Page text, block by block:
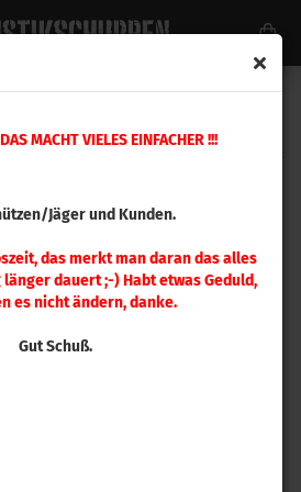
MACHT VIELES EINFACHER !!!
Jäger und Kunden.
das merkt man daran das alles
dauert ;-) Habt etwas Geduld,
es nicht ändern, danke.
Gut Schuß.